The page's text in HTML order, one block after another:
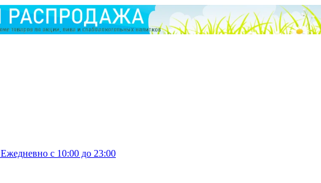
Ежедневно с 10:00 до 23:00